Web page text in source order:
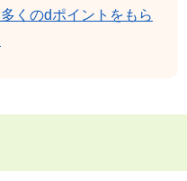
くのdポイントをもら